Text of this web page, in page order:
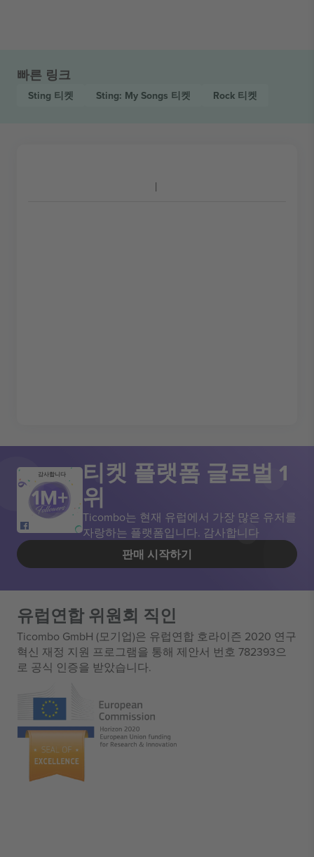
빠른 링크
Sting 티켓 Sting: My Songs 티켓 Rock 티켓
감사합니다 티켓 플랫폼 글로벌 1
위
Ticombo는 현재 유럽에서 가장 많은 유저를
자랑하는 플랫폼입니다. 감사합니다
판매 시작하기
유럽연합 위원회 직인
Ticombo GmbH (모기업)은 유럽연합 호라이즌 2020 연구
혁신 재정 지원 프로그램을 통해 제안서 번호 782393으
로 공식 인증을 받았습니다.